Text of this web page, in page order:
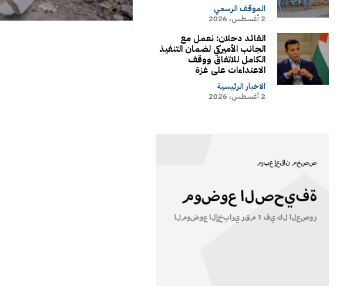
الموقف الرسمي
2 أغسطس، 2026
القائد دحلان: نعمل مع
الجانب الأميركي لضمان التنفيذ
الكامل للاتفاق ووقف
الاعتداءات على غزة
الاخبار الرئيسية
2 أغسطس، 2026